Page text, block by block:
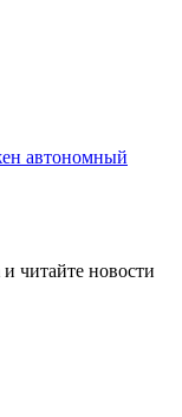
автономный
читайте новости